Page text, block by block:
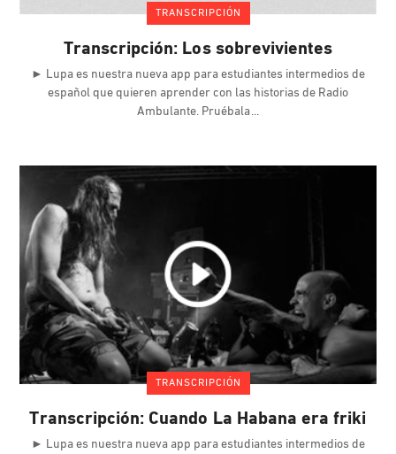
TRANSCRIPCIÓN
Transcripción: Los sobrevivientes
► Lupa es nuestra nueva app para estudiantes intermedios de
español que quieren aprender con las historias de Radio
Ambulante. Pruébala
TRANSCRIPCIÓN
Transcripción: Cuando La Habana era friki
► Lupa es nuestra nueva app para estudiantes intermedios de